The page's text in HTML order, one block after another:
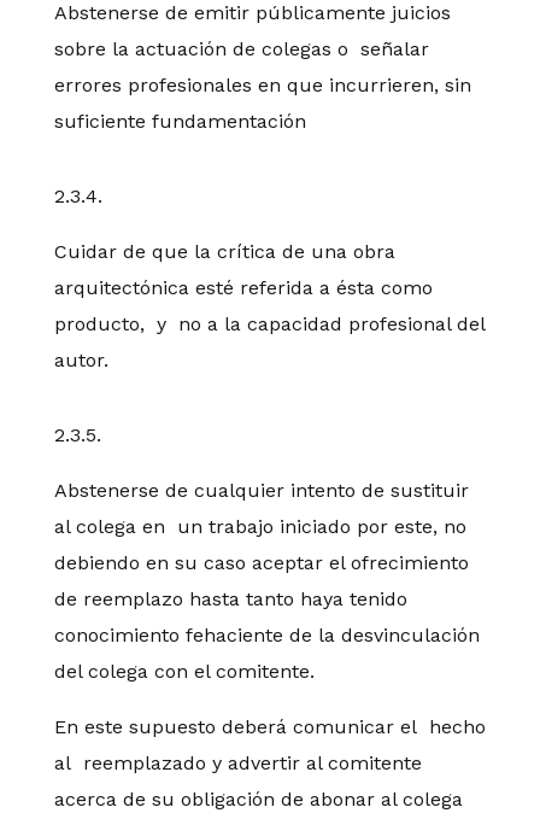
Abstenerse de emitir públicamente juicios
sobre la actuación de colegas o señalar
errores profesionales en que incurrieren, sin
suficiente fundamentación
2.3.4.
Cuidar de que la crítica de una obra
arquitectónica esté referida a ésta como
producto, y no a la capacidad profesional del
autor.
2.3.5.
Abstenerse de cualquier intento de sustituir
al colega en un trabajo iniciado por este, no
debiendo en su caso aceptar el ofrecimiento
de reemplazo hasta tanto haya tenido
conocimiento fehaciente de la desvinculación
del colega con el comitente.
En este supuesto deberá comunicar el hecho
al reemplazado y advertir al comitente
acerca de su obligación de abonar al colega